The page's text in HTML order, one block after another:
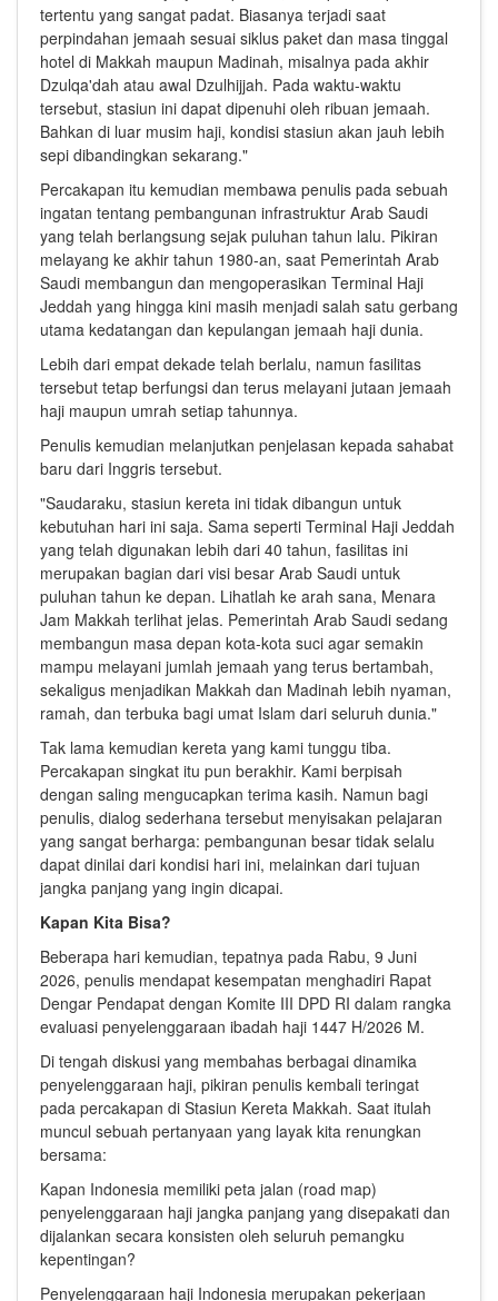
tertentu yang sangat padat. Biasanya terjadi saat
perpindahan jemaah sesuai siklus paket dan masa tinggal
hotel di Makkah maupun Madinah, misalnya pada akhir
Dzulqa'dah atau awal Dzulhijjah. Pada waktu-waktu
tersebut, stasiun ini dapat dipenuhi oleh ribuan jemaah.
Bahkan di luar musim haji, kondisi stasiun akan jauh lebih
sepi dibandingkan sekarang."
Percakapan itu kemudian membawa penulis pada sebuah
ingatan tentang pembangunan infrastruktur Arab Saudi
yang telah berlangsung sejak puluhan tahun lalu. Pikiran
melayang ke akhir tahun 1980-an, saat Pemerintah Arab
Saudi membangun dan mengoperasikan Terminal Haji
Jeddah yang hingga kini masih menjadi salah satu gerbang
utama kedatangan dan kepulangan jemaah haji dunia.
Lebih dari empat dekade telah berlalu, namun fasilitas
tersebut tetap berfungsi dan terus melayani jutaan jemaah
haji maupun umrah setiap tahunnya.
Penulis kemudian melanjutkan penjelasan kepada sahabat
baru dari Inggris tersebut.
"Saudaraku, stasiun kereta ini tidak dibangun untuk
kebutuhan hari ini saja. Sama seperti Terminal Haji Jeddah
yang telah digunakan lebih dari 40 tahun, fasilitas ini
merupakan bagian dari visi besar Arab Saudi untuk
puluhan tahun ke depan. Lihatlah ke arah sana, Menara
Jam Makkah terlihat jelas. Pemerintah Arab Saudi sedang
membangun masa depan kota-kota suci agar semakin
mampu melayani jumlah jemaah yang terus bertambah,
sekaligus menjadikan Makkah dan Madinah lebih nyaman,
ramah, dan terbuka bagi umat Islam dari seluruh dunia."
Tak lama kemudian kereta yang kami tunggu tiba.
Percakapan singkat itu pun berakhir. Kami berpisah
dengan saling mengucapkan terima kasih. Namun bagi
penulis, dialog sederhana tersebut menyisakan pelajaran
yang sangat berharga: pembangunan besar tidak selalu
dapat dinilai dari kondisi hari ini, melainkan dari tujuan
jangka panjang yang ingin dicapai.
Kapan Kita Bisa?
Beberapa hari kemudian, tepatnya pada Rabu, 9 Juni
2026, penulis mendapat kesempatan menghadiri Rapat
Dengar Pendapat dengan Komite III DPD RI dalam rangka
evaluasi penyelenggaraan ibadah haji 1447 H/2026 M.
Di tengah diskusi yang membahas berbagai dinamika
penyelenggaraan haji, pikiran penulis kembali teringat
pada percakapan di Stasiun Kereta Makkah. Saat itulah
muncul sebuah pertanyaan yang layak kita renungkan
bersama:
Kapan Indonesia memiliki peta jalan (road map)
penyelenggaraan haji jangka panjang yang disepakati dan
dijalankan secara konsisten oleh seluruh pemangku
kepentingan?
Penyelenggaraan haji Indonesia merupakan pekerjaan